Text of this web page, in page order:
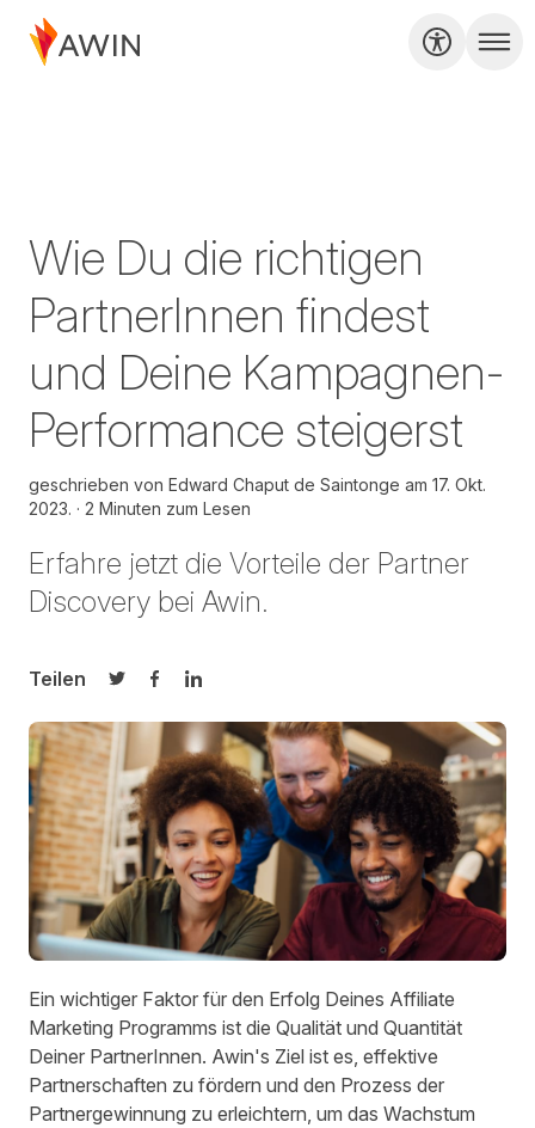
Wie Du die richtigen
PartnerInnen findest
und Deine Kampagnen-
Performance steigerst
geschrieben von Edward Chaput de Saintonge am 17. Okt.
2023.
2 Minuten zum Lesen
Erfahre jetzt die Vorteile der Partner
Discovery bei Awin.
Teilen
Auf Twitter teilen
Auf Facebook teilen
Auf LinkedIn teilen
Ein wichtiger Faktor für den Erfolg Deines Affiliate
Marketing Programms ist die Qualität und Quantität
Deiner PartnerInnen. Awin's Ziel ist es, effektive
Partnerschaften zu fördern und den Prozess der
Partnergewinnung zu erleichtern, um das Wachstum